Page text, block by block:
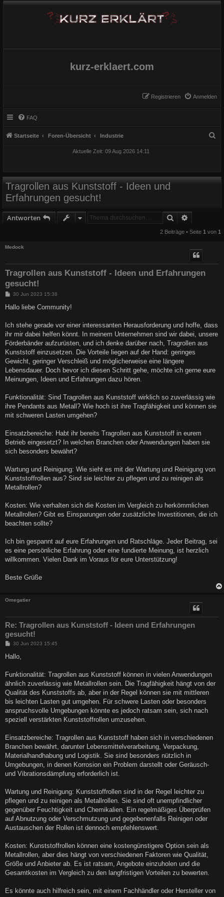
kurz-erklaert.com
Anmelden
Registrieren
FAQ
Startseite Foren-Übersicht Industrie
Aktuelle Zeit: 09 Aug 2026 14:11
Tragrollen aus Kunststoff - Ideen und
Erfahrungen gesucht!
Antworten Suche
2 Beiträge • Seite 1 von 1
Medock
Tragrollen aus Kunststoff - Ideen und Erfahrungen
gesucht!
B
i
a
30 Jun 2023 15:38
Hallo liebe Community!
Ich stehe gerade vor einer interessanten Herausforderung und hoffe, dass
ihr mir dabei helfen könnt. In meinem Unternehmen sind wir dabei, unsere
Förderbänder aufzurüsten, und ich denke darüber nach, Tragrollen aus
Kunststoff einzusetzen. Die Vorteile liegen auf der Hand: geringes
Gewicht, geringer Verschleiß und möglicherweise eine längere
Lebensdauer. Doch bevor ich diesen Schritt gehe, möchte ich gerne eure
Meinungen, Ideen und Erfahrungen dazu hören.
Funktionalität: Sind Tragrollen aus Kunststoff wirklich so zuverlässig wie
ihre Pendants aus Metall? Wie hoch ist ihre Tragfähigkeit und können sie
mit schweren Lasten umgehen?
Einsatzbereiche: Habt ihr bereits Tragrollen aus Kunststoff in eurem
Betrieb eingesetzt? In welchen Branchen oder Anwendungen haben sie
sich besonders bewährt?
Wartung und Reinigung: Wie sieht es mit der Wartung und Reinigung von
Kunststoffrollen aus? Sind sie leichter zu pflegen und zu reinigen als
Metallrollen?
Kosten: Wie verhalten sich die Kosten im Vergleich zu herkömmlichen
Metallrollen? Gibt es Einsparungen oder zusätzliche Investitionen, die ich
beachten sollte?
Ich bin gespannt auf eure Erfahrungen und Ratschläge. Jeder Beitrag, sei
es eine persönliche Erfahrung oder eine fundierte Meinung, ist herzlich
willkommen. Vielen Dank im Voraus für eure Unterstützung!
Beste Grüße
Omegatier
Re: Tragrollen aus Kunststoff - Ideen und Erfahrungen
gesucht!
B
i
a
30 Jun 2023 15:45
Hallo,
Funktionalität: Tragrollen aus Kunststoff können in vielen Anwendungen
ähnlich zuverlässig wie Metallrollen sein. Die Tragfähigkeit hängt von der
Qualität des Kunststoffs ab, aber in der Regel können sie mit mittleren
bis leichten Lasten gut umgehen. Für schwere Lasten oder besonders
anspruchsvolle Umgebungen könnte es jedoch ratsam sein, sich nach
speziell verstärkten Kunststoffrollen umzusehen.
Einsatzbereiche: Tragrollen aus Kunststoff haben sich in verschiedenen
Branchen bewährt, darunter Lebensmittelverarbeitung, Verpackung,
Materialhandhabung und Logistik. Sie sind besonders nützlich in
Umgebungen, in denen Korrosion ein Problem darstellt oder Geräusch-
und Vibrationsdämpfung erforderlich ist.
Wartung und Reinigung: Kunststoffrollen sind in der Regel leichter zu
pflegen und zu reinigen als Metallrollen. Sie sind oft unempfindlicher
gegenüber Feuchtigkeit und Chemikalien. Ein regelmäßiges Überprüfen
auf Abnutzung oder Verschmutzung und gegebenenfalls Reinigen oder
Austauschen der Rollen ist dennoch empfehlenswert.
Kosten: Kunststoffrollen können eine kostengünstigere Option sein als
Metallrollen, aber dies hängt von verschiedenen Faktoren wie Qualität,
Größe und Anbieter ab. Es ist ratsam, Angebote einzuholen und die
Gesamtkosten im Vergleich zu den langfristigen Vorteilen zu bewerten.
Es könnte auch hilfreich sein, mit einem Fachhändler oder Hersteller von